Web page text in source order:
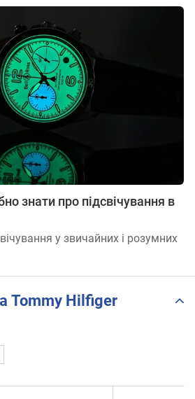
знати про підсвічування в
у звичайних і розумних
Tommy Hilfiger